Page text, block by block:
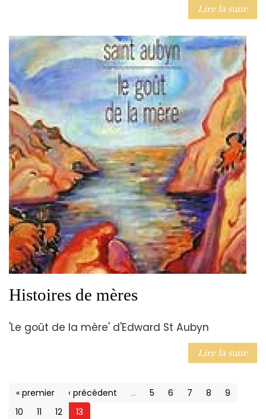
Lire la suite
Histoires de mères
'Le goût de la mère' d'Edward St Aubyn
Lire la suite
« premier ‹ précédent … 5 6 7 8
9
10
11 12 13